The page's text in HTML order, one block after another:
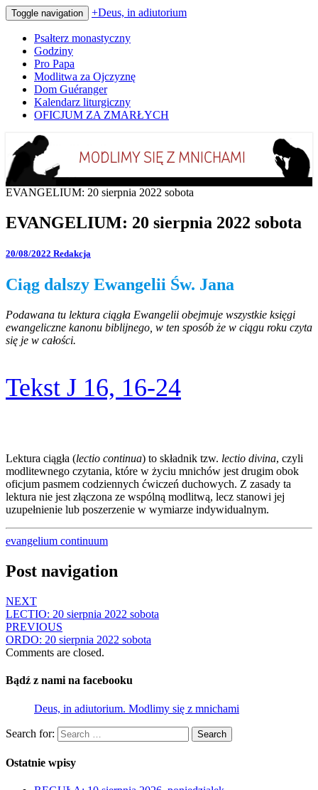
Toggle navigation +Deus, in adiutorium
Psałterz monastyczny
Godziny
Pro Papa
Modlitwa za Ojczyznę
Dom Guéranger
Kalendarz liturgiczny
OFICJUM ZA ZMARŁYCH
+Deus, in adiutorium
Codziennie modlimy się z mnichami
EVANGELIUM: 20 sierpnia 2022 sobota
EVANGELIUM: 20 sierpnia 2022 sobota
20/08/2022 Redakcja
Ciąg dalszy Ewangelii Św. Jana
Podawana tu lektura ciągła Ewangelii obejmuje wszystkie księgi
ewangeliczne kanonu biblijnego, w ten sposób że w ciągu roku czyta
się je w całości.
Tekst J 16, 16-24
Lektura ciągła (lectio continua) to składnik tzw. lectio divina, czyli
modlitewnego czytania, które w życiu mnichów jest drugim obok
oficjum pasmem codziennych ćwiczeń duchowych. Z zasady ta
lektura nie jest złączona ze wspólną modlitwą, lecz stanowi jej
uzupełnienie lub poszerzenie w wymiarze indywidualnym.
evangelium continuum
Post navigation
NEXT
LECTIO: 20 sierpnia 2022 sobota
PREVIOUS
ORDO: 20 sierpnia 2022 sobota
Comments are closed.
Bądź z nami na facebooku
Deus, in adiutorium. Modlimy się z mnichami
Search for: Search
Ostatnie wpisy